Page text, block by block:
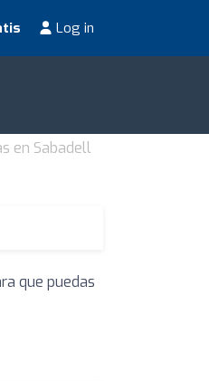
Log in
en Sabadell
que puedas